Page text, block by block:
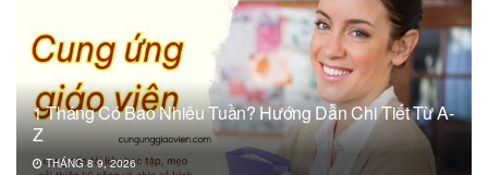
1 Tháng Có Bao Nhiêu Tuần? Hướng Dẫn Chi Tiết Từ A-
Z
THÁNG 8 9, 2026